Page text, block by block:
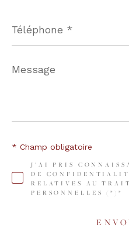
*
Message
*
J'AI PRIS
DE
RELATIVES AU
PERSONNELLES (*)*
* Champ obligatoire